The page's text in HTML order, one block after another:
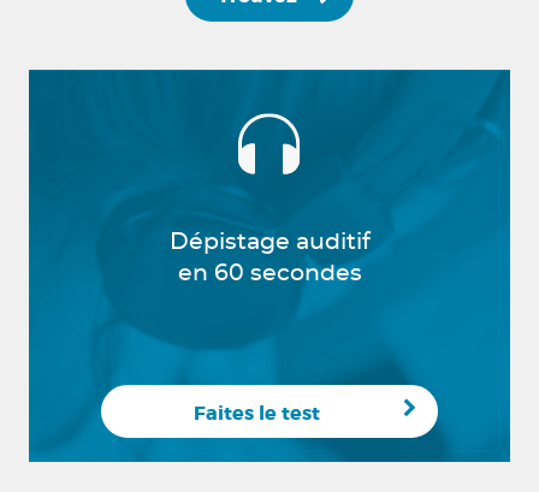
Dépistage auditif
en 60 secondes
Faites le test